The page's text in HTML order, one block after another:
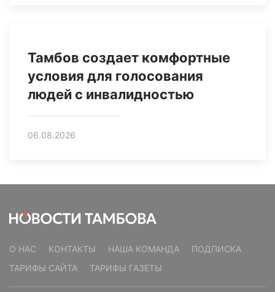
Тамбов создает комфортные
условия для голосования
людей с инвалидностью
06.08.2026
О НАС КОНТАКТЫ НАША КОМАНДА
ПОДПИСКА
ТАРИФЫ САЙТА
ТАРИФЫ ГАЗЕТЫ